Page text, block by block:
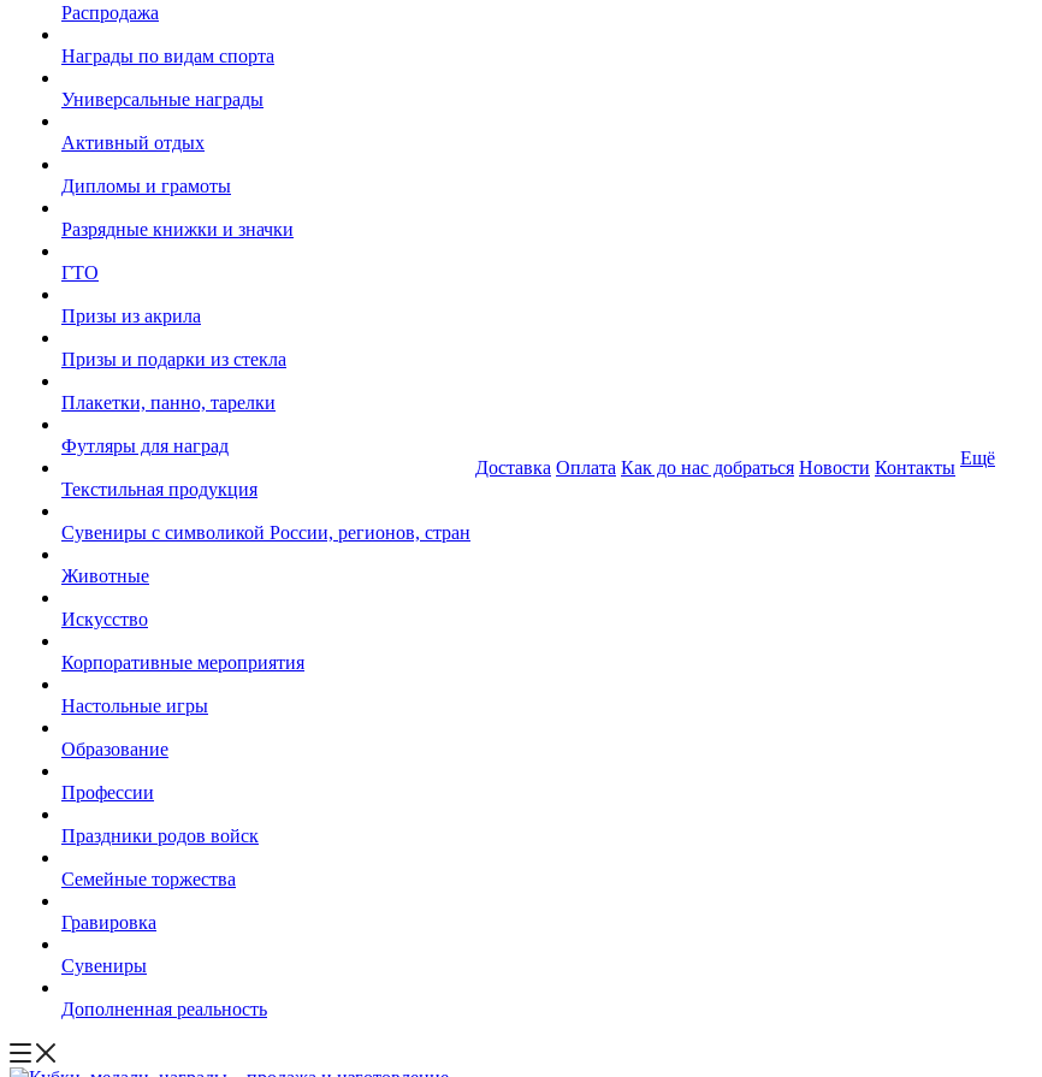
Распродажа
Награды по видам спорта
Универсальные награды
Активный отдых
Дипломы и грамоты
Разрядные книжки и значки
ГТО
Призы из акрила
Призы и подарки из стекла
Плакетки, панно, тарелки
Футляры для наград
Текстильная продукция
Сувениры с символикой России, регионов, стран
Животные
Искусство
Корпоративные мероприятия
Настольные игры
Образование
Профессии
Праздники родов войск
Семейные торжества
Гравировка
Сувениры
Дополненная реальность
Доставка Оплата Как до нас добраться Новости Контакты Ещё